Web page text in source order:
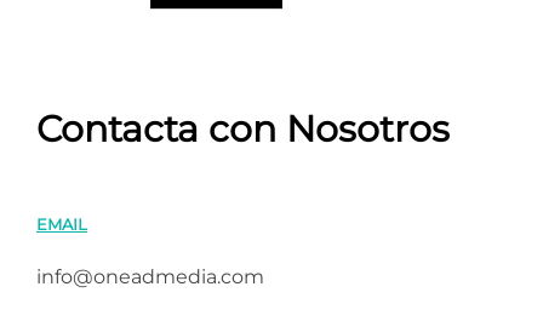
Contacta con Nosotros
EMAIL
info@oneadmedia.com